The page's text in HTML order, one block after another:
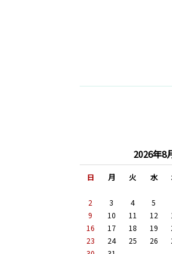
2026年8
日 月 火 水
2
3 4 5
9
10 11 12
16
17 18 19
23
24 25 26